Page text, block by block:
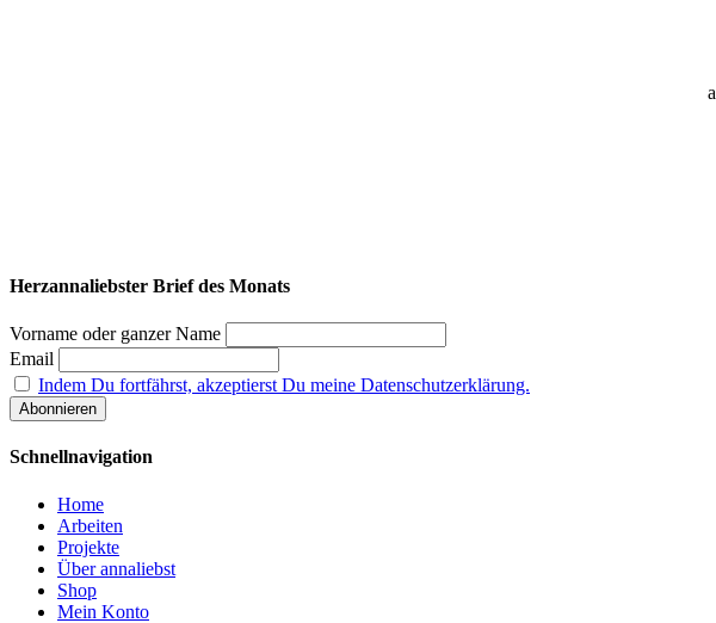
Herzannaliebster Brief des Monats
Vorname oder ganzer Name
Email
Indem Du fortfährst, akzeptierst Du meine Datenschutzerklärung.
Schnellnavigation
Home
Arbeiten
Projekte
Über annaliebst
Shop
Mein Konto